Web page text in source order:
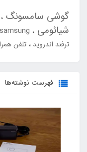
گوشی سامسونگ
شیائومی
samsung
ترفند اندروید
تلفن
فهرست نوشته‌ها